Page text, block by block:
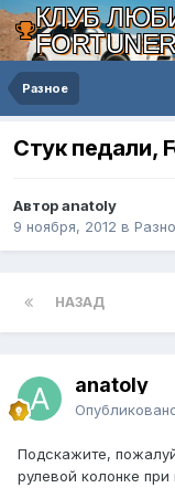
КЛУБ
Разное
Стук педали,
Автор anatoly
9 ноября, 2012 в
НАЗАД
anatoly
Подскажите,
рулевой колонке при